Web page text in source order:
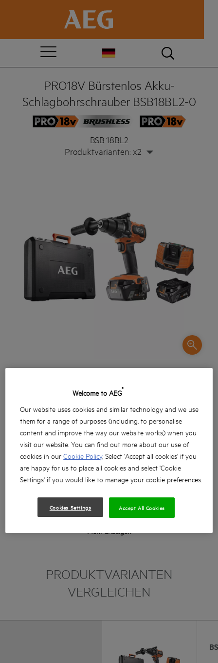
PRO18V Bürstenlos Akku-
Schlagbohrschrauber BSB18BL2-0
BSB 18BL2
Produktvarianten: x2
Leistungsfähiger Akku-Schlagbohrschrauber mit
bürstenlosem Motor und 140 Nm Drehmoment
Ausgestattet mit einer Anti-Kick-Back Funktion –
erkennt ungleichmäßige Bewegungen des Werkzeugs
während des Gebrauchs und schaltet es ab – für mehr
Sicherheit
Rechts-/Linkslauf zum Bohren und Schrauben
Robustes Metallgetriebegehäuse
Mehr anzeigen
PRODUKTVARIANTEN
VERGLEICHEN
Welcome to AEG®
Our website uses cookies and similar technology and we use
them for a range of purposes (including, to personalise
content and improve the way our website works) when you
visit our website. You can find out more about our use of
cookies in ourCookie Policy. Select 'Accept all cookies' if you
are happy for us to place all cookies and select 'Cookie
Settings' if you would like to manage your cookie preferences.
Cookies Settings Accept All Cookies